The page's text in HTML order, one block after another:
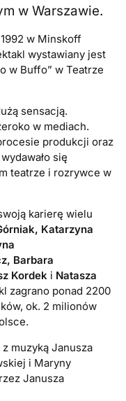
w Warszawie.
w Minskoff
wystawiany jest
w Buffo” w Teatrze
sensacją.
w mediach.
produkcji oraz
się
teatrze i rozrywce w
karierę wielu
Katarzyna
Barbara
Kordek i Natasza
zagrano ponad 2200
ok. 2 milionów
muzyką Janusza
i Maryny
Janusza